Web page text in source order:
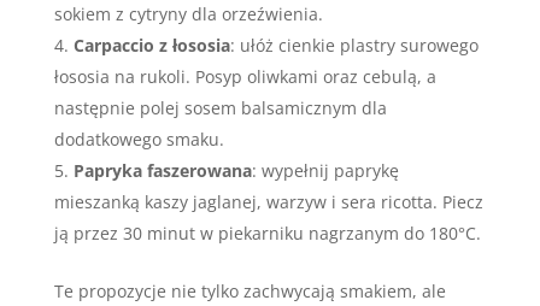
sokiem z cytryny dla orzeźwienia.
Carpaccio z łososia: ułóż cienkie plastry surowego
łososia na rukoli. Posyp oliwkami oraz cebulą, a
następnie polej sosem balsamicznym dla
dodatkowego smaku.
Papryka faszerowana: wypełnij paprykę
mieszanką kaszy jaglanej, warzyw i sera ricotta. Piecz
ją przez 30 minut w piekarniku nagrzanym do 180°C.
Te propozycje nie tylko zachwycają smakiem, ale